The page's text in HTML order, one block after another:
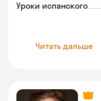
Уроки испанского
Читать дальше